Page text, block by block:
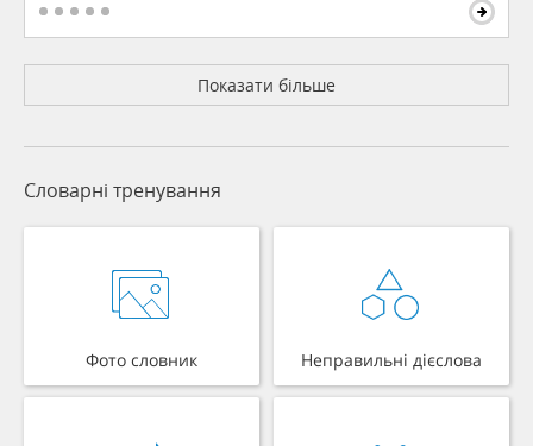
Показати більше
Словарні тренування
Фото словник Неправильні дієслова